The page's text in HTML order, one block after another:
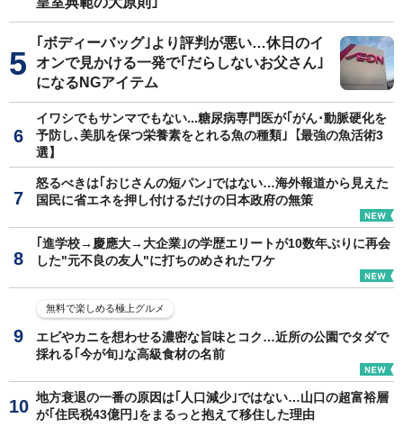
｢ボディーバッグ｣より評判が悪い…休日のイ
オンで見かける一発で｢だらしないお父さん｣
になるNGアイテム
イワシでもサンマでもない...糖尿病専門医が｢がん･動脈硬化を
予防し､美肌を保つ栄養素をとれる魚の種類｣【最強の魚活術3
選】
怒るべきは｢おじさんの短パン｣ではない…海外報道から見えた
国民に省エネを押し付けるだけの日本政府の無策
｢進学校→慶應大→大企業｣の学歴エリートが10数年ぶりに再会
した"元不良の友人"に打ちのめされたワケ
無料で楽しめる極上グルメ
エビやカニを想わせる濃密な旨味とコク…近所の公園でタダで
採れる｢今が旬｣な高級食材の名前
地方衰退の一番の原因は｢人口減少｣ではない…山口の超富裕層
が｢住民税43億円｣をまるっと抱えて移住した理由